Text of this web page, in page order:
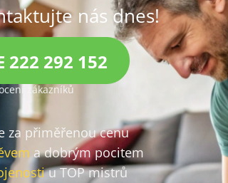
nás dnes!
222 292 152
zákazníků
za přiměřenou cenu
a dobrým pocitem
u TOP mistrů